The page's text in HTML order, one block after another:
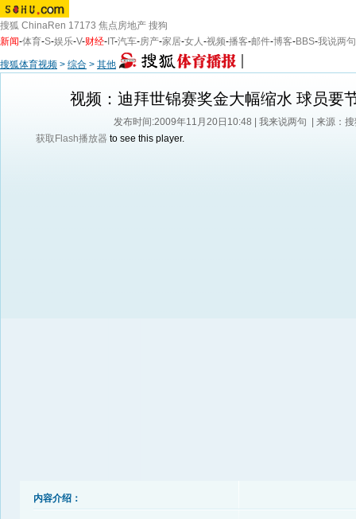
搜狐 ChinaRen 17173 焦点房地产 搜狗
新闻-体育-S-娱乐-V-财经- IT-汽车-房产-家居-女人-视频-播客-邮件-博客-BBS-我说两句
搜狐体育视频 > 综合 > 其他
视频：迪拜世锦赛奖金大幅缩水 球员要
发布时间:2009年11月20日10:48 | 我来说两句
| 来源：
获取Flash播放器 to see this player.
内容介绍：